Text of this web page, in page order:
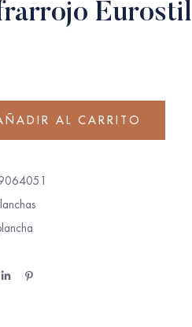
Eurostil
AL CARRITO